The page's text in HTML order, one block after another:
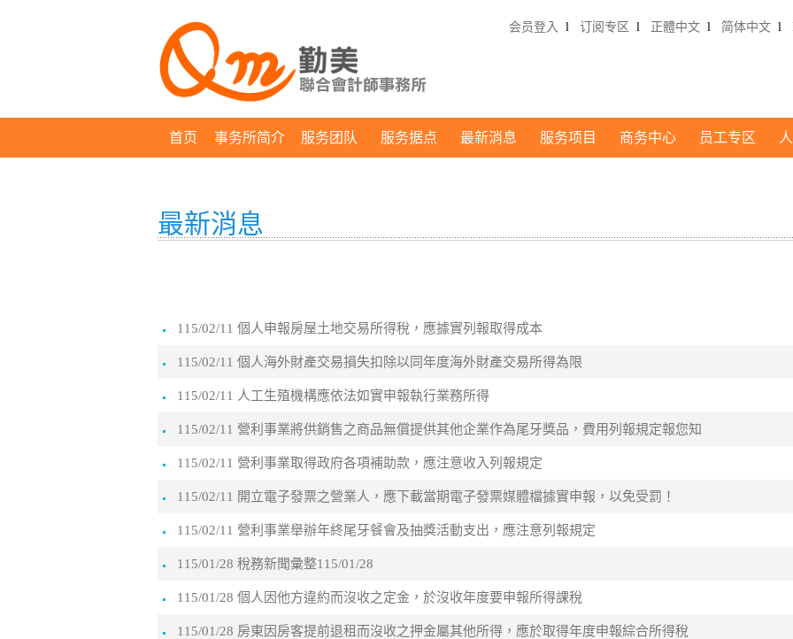
会员登入 l 订阅专区 l 正體中文 l 简体中文 l
首页 事务所简介 服务团队 服务据点 最新消息 服务项目 商务中心 员工专区
最新消息
115/02/11 個人申報房屋土地交易所得稅，應據實列報取得成本
115/02/11 個人海外財產交易損失扣除以同年度海外財產交易所得為限
115/02/11 人工生殖機構應依法如實申報執行業務所得
115/02/11 營利事業將供銷售之商品無償提供其他企業作為尾牙獎品，費用列報規定報您知
115/02/11 營利事業取得政府各項補助款，應注意收入列報規定
115/02/11 開立電子發票之營業人，應下載當期電子發票媒體檔據實申報，以免受罰！
115/02/11 營利事業舉辦年終尾牙餐會及抽獎活動支出，應注意列報規定
115/01/28 稅務新聞彙整115/01/28
115/01/28 個人因他方違約而沒收之定金，於沒收年度要申報所得課稅
115/01/28 房東因房客提前退租而沒收之押金屬其他所得，應於取得年度申報綜合所得稅